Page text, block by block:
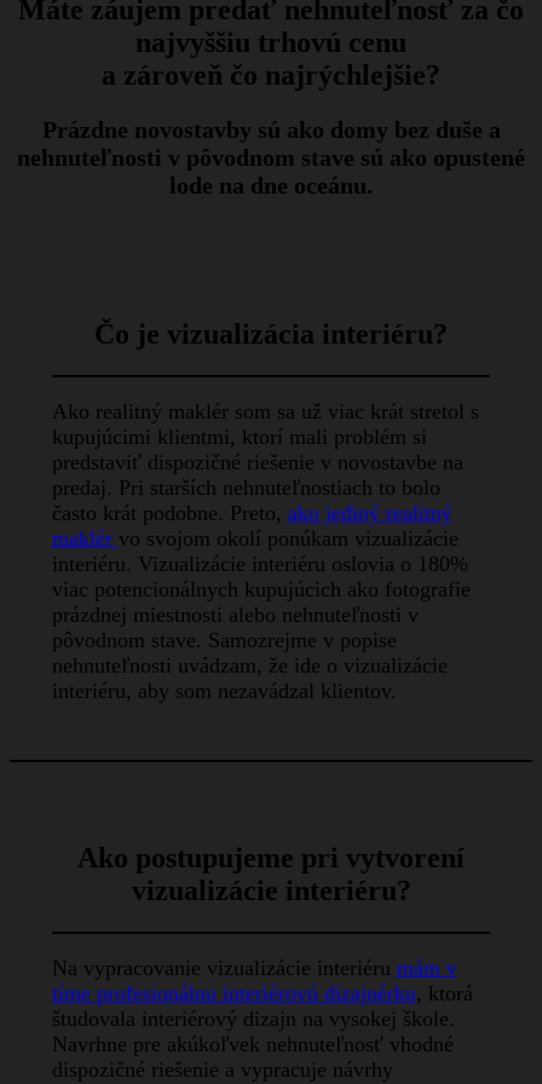
Máte záujem predať nehnuteľnosť za čo
najvyššiu trhovú cenu
a zároveň čo najrýchlejšie?
Prázdne novostavby sú ako domy bez duše a
nehnuteľnosti v pôvodnom stave sú ako opustené
lode na dne oceánu.
Čo je vizualizácia interiéru?
Ako realitný maklér som sa už viac krát stretol s
kupujúcimi klientmi, ktorí mali problém si
predstaviť dispozičné riešenie v novostavbe na
predaj. Pri starších nehnuteľnostiach to bolo
často krát podobne. Preto, ako jediný realitný
maklér vo svojom okolí ponúkam vizualizácie
interiéru. Vizualizácie interiéru oslovia o 180%
viac potencionálnych kupujúcich ako fotografie
prázdnej miestnosti alebo nehnuteľnosti v
pôvodnom stave. Samozrejme v popise
nehnuteľnosti uvádzam, že ide o vizualizácie
interiéru, aby som nezavádzal klientov.
Ako postupujeme pri vytvorení
vizualizácie interiéru?
Na vypracovanie vizualizácie interiéru mám v
tíme profesionálnu interiérovú dizajnérku, ktorá
študovala interiérový dizajn na vysokej škole.
Navrhne pre akúkoľvek nehnuteľnosť vhodné
dispozičné riešenie a vypracuje návrhy